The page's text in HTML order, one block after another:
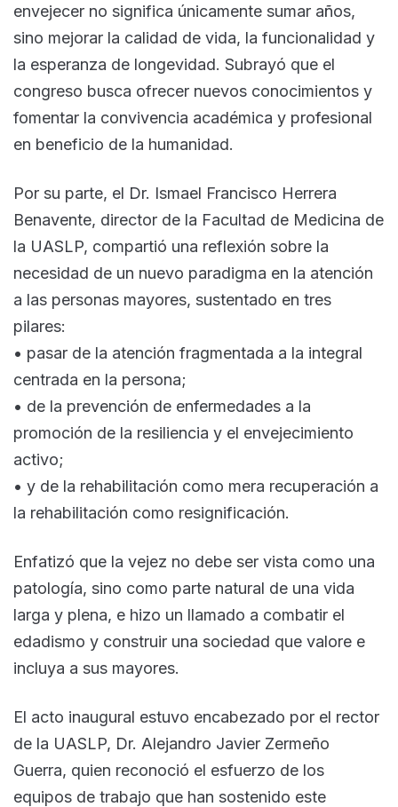
envejecer no significa únicamente sumar años,
sino mejorar la calidad de vida, la funcionalidad y
la esperanza de longevidad. Subrayó que el
congreso busca ofrecer nuevos conocimientos y
fomentar la convivencia académica y profesional
en beneficio de la humanidad.
Por su parte, el Dr. Ismael Francisco Herrera
Benavente, director de la Facultad de Medicina de
la UASLP, compartió una reflexión sobre la
necesidad de un nuevo paradigma en la atención
a las personas mayores, sustentado en tres
pilares:
• pasar de la atención fragmentada a la integral
centrada en la persona;
• de la prevención de enfermedades a la
promoción de la resiliencia y el envejecimiento
activo;
• y de la rehabilitación como mera recuperación a
la rehabilitación como resignificación.
Enfatizó que la vejez no debe ser vista como una
patología, sino como parte natural de una vida
larga y plena, e hizo un llamado a combatir el
edadismo y construir una sociedad que valore e
incluya a sus mayores.
El acto inaugural estuvo encabezado por el rector
de la UASLP, Dr. Alejandro Javier Zermeño
Guerra, quien reconoció el esfuerzo de los
equipos de trabajo que han sostenido este